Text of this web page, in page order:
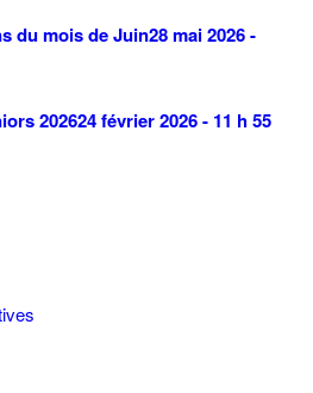
du mois de Juin28 mai 2026 -
202624 février 2026 - 11 h 55